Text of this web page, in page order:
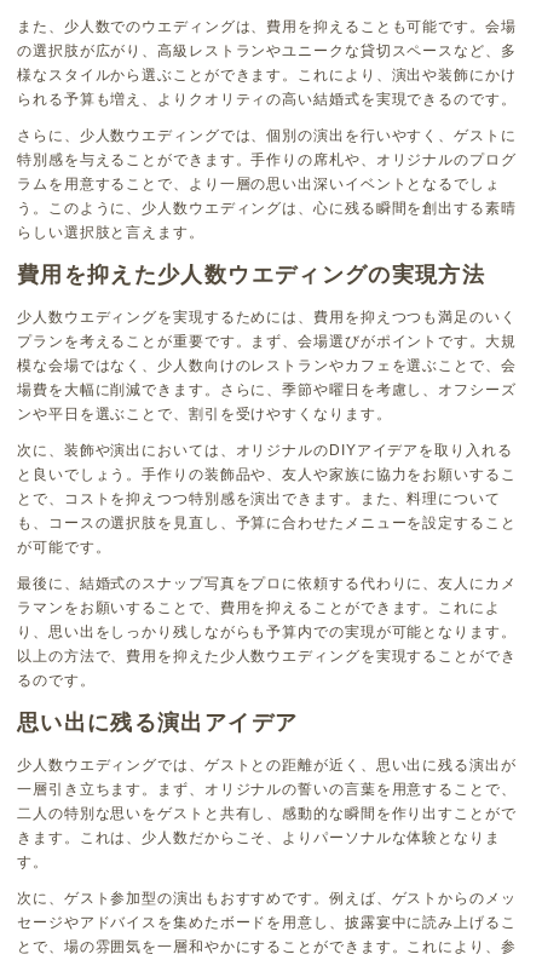
また、少人数でのウエディングは、費用を抑えることも可能です。会場
の選択肢が広がり、高級レストランやユニークな貸切スペースなど、多
様なスタイルから選ぶことができます。これにより、演出や装飾にかけ
られる予算も増え、よりクオリティの高い結婚式を実現できるのです。
さらに、少人数ウエディングでは、個別の演出を行いやすく、ゲストに
特別感を与えることができます。手作りの席札や、オリジナルのプログ
ラムを用意することで、より一層の思い出深いイベントとなるでしょ
う。このように、少人数ウエディングは、心に残る瞬間を創出する素晴
らしい選択肢と言えます。
費用を抑えた少人数ウエディングの実現方法
少人数ウエディングを実現するためには、費用を抑えつつも満足のいく
プランを考えることが重要です。まず、会場選びがポイントです。大規
模な会場ではなく、少人数向けのレストランやカフェを選ぶことで、会
場費を大幅に削減できます。さらに、季節や曜日を考慮し、オフシーズ
ンや平日を選ぶことで、割引を受けやすくなります。
次に、装飾や演出においては、オリジナルのDIYアイデアを取り入れる
と良いでしょう。手作りの装飾品や、友人や家族に協力をお願いするこ
とで、コストを抑えつつ特別感を演出できます。また、料理について
も、コースの選択肢を見直し、予算に合わせたメニューを設定すること
が可能です。
最後に、結婚式のスナップ写真をプロに依頼する代わりに、友人にカメ
ラマンをお願いすることで、費用を抑えることができます。これによ
り、思い出をしっかり残しながらも予算内での実現が可能となります。
以上の方法で、費用を抑えた少人数ウエディングを実現することができ
るのです。
思い出に残る演出アイデア
少人数ウエディングでは、ゲストとの距離が近く、思い出に残る演出が
一層引き立ちます。まず、オリジナルの誓いの言葉を用意することで、
二人の特別な思いをゲストと共有し、感動的な瞬間を作り出すことがで
きます。これは、少人数だからこそ、よりパーソナルな体験となりま
す。
次に、ゲスト参加型の演出もおすすめです。例えば、ゲストからのメッ
セージやアドバイスを集めたボードを用意し、披露宴中に読み上げるこ
とで、場の雰囲気を一層和やかにすることができます。これにより、参